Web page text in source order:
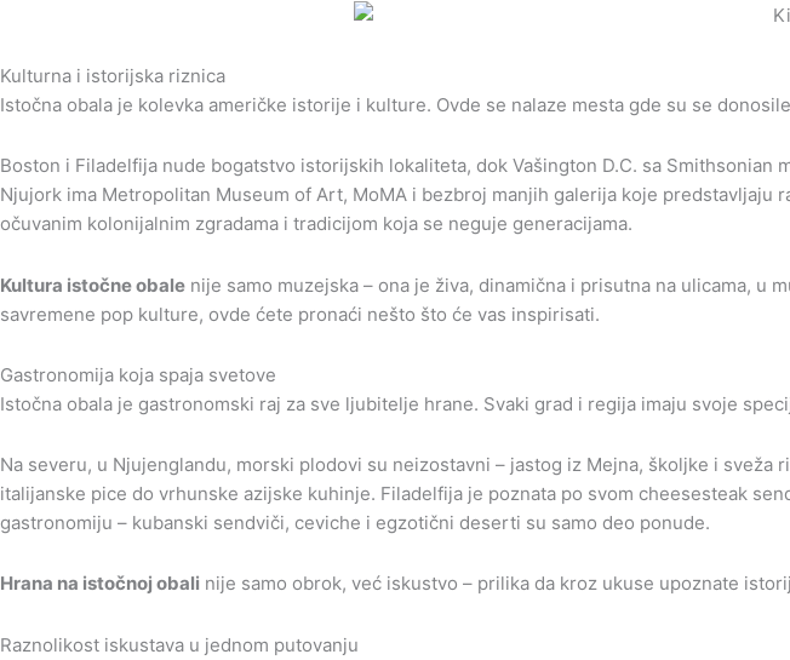
Kulturna i istorijska riznica
Istočna obala je kolevka američke istorije i kulture. Ovde se nalaze mesta gde su se
Boston i Filadelfija nude bogatstvo istorijskih lokaliteta, dok Vašington D.C. sa
Njujork ima Metropolitan Museum of Art, MoMA i bezbroj manjih galerija koje predstavljaju
očuvanim kolonijalnim zgradama i tradicijom koja se neguje generacijama.
Kultura istočne obale nije samo muzejska – ona je živa, dinamična i prisutna na ulicama,
savremene pop kulture, ovde ćete pronaći nešto što će vas inspirisati.
Gastronomija koja spaja svetove
Istočna obala je gastronomski raj za sve ljubitelje hrane. Svaki grad i regija imaju svoje
Na severu, u Njujenglandu, morski plodovi su neizostavni – jastog iz Mejna, školjke i sveža
italijanske pice do vrhunske azijske kuhinje. Filadelfija je poznata po svom cheesesteak
gastronomiju – kubanski sendviči, ceviche i egzotični deserti su samo deo ponude.
Hrana na istočnoj obali nije samo obrok, već iskustvo – prilika da kroz ukuse upoznate
Raznolikost iskustava u jednom putovanju